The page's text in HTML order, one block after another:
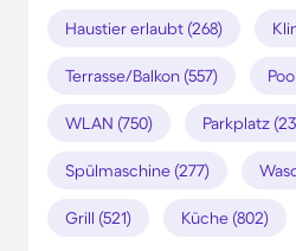
Haustier erlaubt (268)
Terrasse/Balkon (557)
WLAN (750) Parkplatz
Spülmaschine (277)
Grill (521) Küche (802)